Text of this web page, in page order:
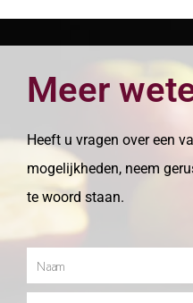
Meer
Heeft u vragen over een
mogelijkheden, neem
te woord staan.